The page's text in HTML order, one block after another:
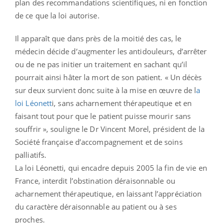
plan des recommandations scientifiques, ni en fonction
de ce que la loi autorise.
Il apparaît que dans près de la moitié des cas, le
médecin décide d’augmenter les antidouleurs, d’arrêter
ou de ne pas initier un traitement en sachant qu’il
pourrait ainsi hâter la mort de son patient. « Un décès
sur deux survient donc suite à la mise en œuvre de la
loi Léonetti, sans acharnement thérapeutique et en
faisant tout pour que le patient puisse mourir sans
souffrir », souligne le Dr Vincent Morel, président de la
Société française d’accompagnement et de soins
palliatifs.
La loi Léonetti, qui encadre depuis 2005 la fin de vie en
France, interdit l’obstination déraisonnable ou
acharnement thérapeutique, en laissant l’appréciation
du caractère déraisonnable au patient ou à ses
proches.